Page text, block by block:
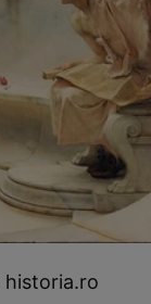
historia.ro